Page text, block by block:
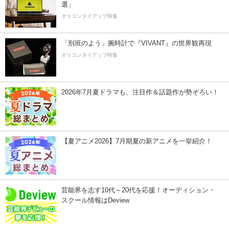
選」
オリコンタイアップ特集
「別班のよう」腕時計で『VIVANT』の世界観再現
オリコンタイアップ特集
2026年7月夏ドラマも、注目作＆話題作が勢ぞろい！
【夏アニメ2026】7月期夏の新アニメを一挙紹介！
芸能界を志す10代～20代を応援！オーディション・
スクール情報はDeview